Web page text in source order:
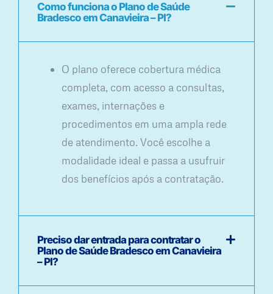
Como funciona o Plano de Saúde
Bradesco em Canavieira – PI?
O plano oferece cobertura médica
completa, com acesso a consultas,
exames, internações e
procedimentos em uma ampla rede
de atendimento. Você escolhe a
modalidade ideal e passa a usufruir
dos benefícios após a contratação.
Preciso dar entrada para contratar o
Plano de Saúde Bradesco em Canavieira
– PI?